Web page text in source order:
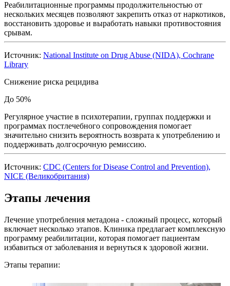
Реабилитационные программы продолжительностью от
нескольких месяцев позволяют закрепить отказ от наркотиков,
восстановить здоровье и выработать навыки противостояния
срывам.
Источник: National Institute on Drug Abuse (NIDA), Cochrane
Library
Снижение риска рецидива
До 50%
Регулярное участие в психотерапии, группах поддержки и
программах постлечебного сопровождения помогает
значительно снизить вероятность возврата к употреблению и
поддерживать долгосрочную ремиссию.
Источник: CDC (Centers for Disease Control and Prevention),
NICE (Великобритания)
Этапы лечения
Лечение употребления метадона - сложный процесс, который
включает несколько этапов. Клиника предлагает комплексную
программу реабилитации, которая помогает пациентам
избавиться от заболевания и вернуться к здоровой жизни.
Этапы терапии: